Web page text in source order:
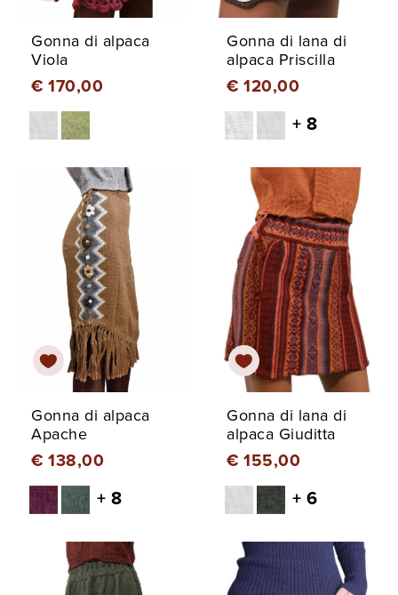
Gonna di alpaca
Viola
€ 170,00
Gonna di lana di
alpaca Priscilla
€ 120,00
+ 8
Gonna di alpaca
Apache
€ 138,00
+ 8
Gonna di lana di
alpaca Giuditta
€ 155,00
+ 6